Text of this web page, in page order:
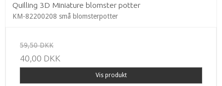
Quilling 3D Miniature blomster potter
KM-82200208 små blomsterpotter
59,50 DKK
40,00 DKK
Vis produkt